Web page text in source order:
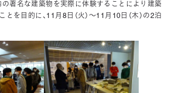
著名な建築物を実際に体験することにより建築
を目的に、11月8日（火）〜11月10日（木）の2泊